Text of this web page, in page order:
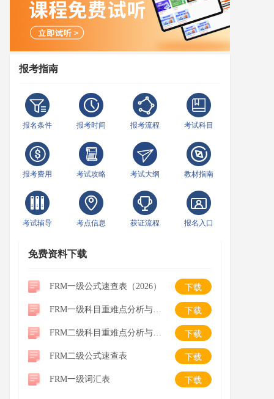
报考指南
报名条件 报考时间 报考流程 考试科目
报考费用 考试攻略 考试大纲 教材指南
考试辅导 考点信息 获证流程 报名入口
免费资料下载
FRM一级公式速查表（2026） 下载
FRM一级科目重难点分析与学习建议 下载
FRM二级科目重难点分析与学习建议 下载
FRM二级公式速查表 下载
FRM一级词汇表 下载